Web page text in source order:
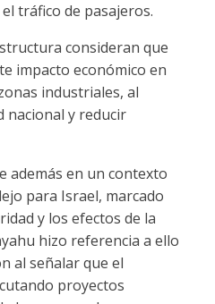
tráfico de pasajeros.
consideran que
impacto económico en
industriales, al
nacional y reducir
además en un contexto
para Israel, marcado
y los efectos de la
hizo referencia a ello
al señalar que el
proyectos